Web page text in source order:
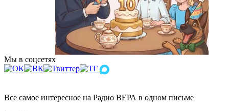
Мы в соцсетях
Все самое интересное на Радио ВЕРА в одном письме